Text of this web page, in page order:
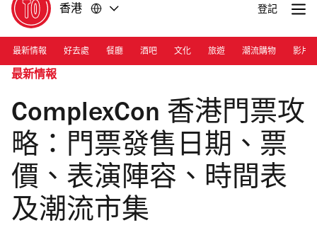
香港 登記
最新情報 好去處 餐廳 酒吧 文化 旅遊 潮流購物 影片
最新情報
ComplexCon 香港門票攻
略：門票發售日期、票
價、表演陣容、時間表
及潮流市集